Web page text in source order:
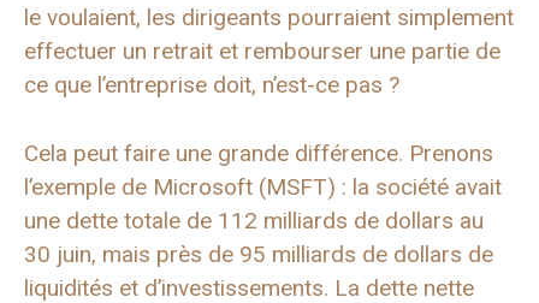
le voulaient, les dirigeants pourraient simplement
effectuer un retrait et rembourser une partie de
ce que l’entreprise doit, n’est-ce pas ?
Cela peut faire une grande différence. Prenons
l’exemple de Microsoft (MSFT) : la société avait
une dette totale de 112 milliards de dollars au
30 juin, mais près de 95 milliards de dollars de
liquidités et d’investissements. La dette nette